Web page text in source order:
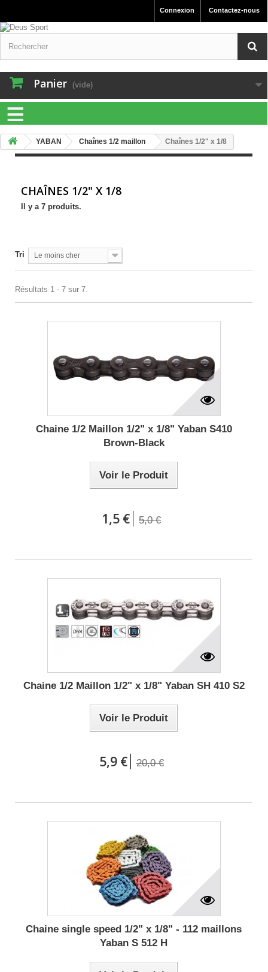
Contactez-nous
Connexion
Panier (vide)
≡
YABAN Chaînes 1/2 maillon Chaînes 1/2" x 1/8
CHAÎNES 1/2" X 1/8
Il y a 7 produits.
Tri Le moins cher
Résultats 1 - 7 sur 7.
Chaine 1/2 Maillon 1/2" x 1/8" Yaban S410
Brown-Black
Voir le Produit
1,5 € 5,0 €
Chaine 1/2 Maillon 1/2" x 1/8" Yaban SH 410 S2
Voir le Produit
5,9 € 20,0 €
Chaine single speed 1/2" x 1/8" - 112 maillons
Yaban S 512 H